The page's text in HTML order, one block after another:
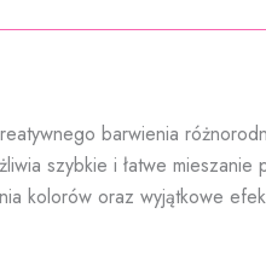
barwienia
szybkie i łatwe mieszanie
kolorów oraz wyjątkowe